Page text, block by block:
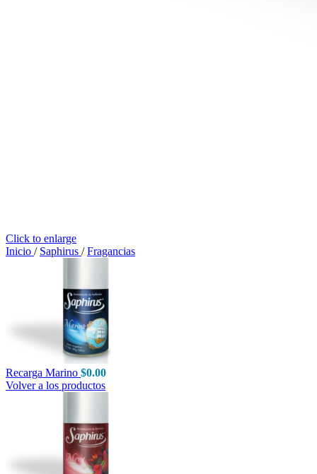
Click to enlarge
Inicio / Saphirus / Fragancias
Recarga Marino $0.00
Volver a los productos